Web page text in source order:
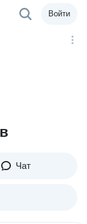
Войти
Чат